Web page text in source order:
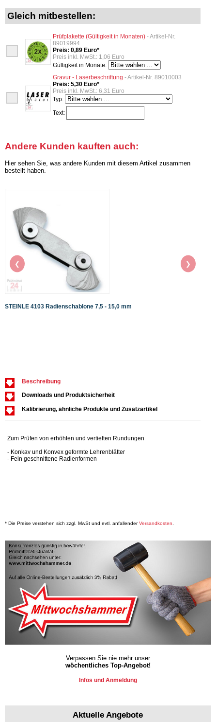
Gleich mitbestellen:
Prüfplakette (Gültigkeit in Monaten) - Artikel-Nr.
89019994
Preis: 0,89 Euro*
Preis inkl. MwSt.: 1,06 Euro
Gültigkeit in Monate:
Gravur - Laserbeschriftung - Artikel-Nr. 89010003
Preis: 5,30 Euro*
Preis inkl. MwSt.: 6,31 Euro
Typ:
Text:
Andere Kunden kauften auch:
Hier sehen Sie, was andere Kunden mit diesem Artikel zusammen
bestellt haben.
STEINLE 4103 Radienschablone 7,5 - 15,0 mm
❮ ❯
Beschreibung
Downloads und Produktsicherheit
Kalibrierung, ähnliche Produkte und Zusatzartikel
Zum Prüfen von erhöhten und vertieften Rundungen
- Konkav und Konvex geformte Lehrenblätter
- Fein geschnittene Radienformen
* Die Preise verstehen sich zzgl. MwSt und evtl. anfallenderVersandkosten
Verpassen Sie nie mehr unser
wöchentliches Top-Angebot!
Infos und Anmeldung
Aktuelle Angebote